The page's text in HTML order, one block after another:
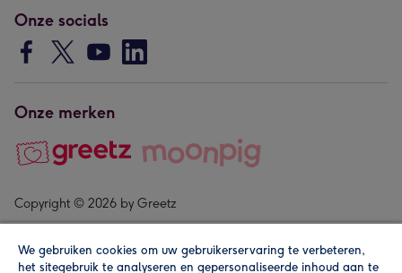
Onze socials
Onze merken
Copyright © 2026 by Greetz
We gebruiken cookies om uw gebruikerservaring te verbeteren,
het sitegebruik te analyseren en gepersonaliseerde inhoud aan te